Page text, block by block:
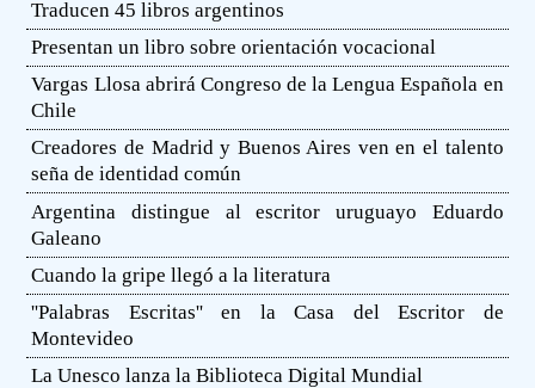
Traducen 45 libros argentinos
Presentan un libro sobre orientación vocacional
Vargas Llosa abrirá Congreso de la Lengua Española en
Chile
Creadores de Madrid y Buenos Aires ven en el talento
seña de identidad común
Argentina distingue al escritor uruguayo Eduardo
Galeano
Cuando la gripe llegó a la literatura
''Palabras Escritas'' en la Casa del Escritor de
Montevideo
La Unesco lanza la Biblioteca Digital Mundial